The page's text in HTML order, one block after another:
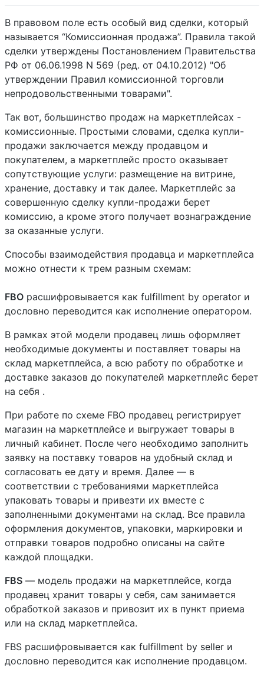
В правовом поле есть особый вид сделки, который
называется “Комиссионная продажа”. Правила такой
сделки утверждены Постановлением Правительства
РФ от 06.06.1998 N 569 (ред. от 04.10.2012) "Об
утверждении Правил комиссионной торговли
непродовольственными товарами".
Так вот, большинство продаж на маркетплейсах -
комиссионные. Простыми словами, сделка купли-
продажи заключается между продавцом и
покупателем, а маркетплейс просто оказывает
сопутствующие услуги: размещение на витрине,
хранение, доставку и так далее. Маркетплейс за
совершенную сделку купли-продажи берет
комиссию, а кроме этого получает вознаграждение
за оказанные услуги.
Способы взаимодействия продавца и маркетплейса
можно отнести к трем разным схемам:
FBO расшифровывается как fulfillment by operator и
дословно переводится как исполнение оператором.
В рамках этой модели продавец лишь оформляет
необходимые документы и поставляет товары на
склад маркетплейса, а всю работу по обработке и
доставке заказов до покупателей маркетплейс берет
на себя .
При работе по схеме FBO продавец регистрирует
магазин на маркетплейсе и выгружает товары в
личный кабинет. После чего необходимо заполнить
заявку на поставку товаров на удобный склад и
согласовать ее дату и время. Далее — в
соответствии с требованиями маркетплейса
упаковать товары и привезти их вместе с
заполненными документами на склад. Все правила
оформления документов, упаковки, маркировки и
отправки товаров подробно описаны на сайте
каждой площадки.
FBS — модель продажи на маркетплейсе, когда
продавец хранит товары у себя, сам занимается
обработкой заказов и привозит их в пункт приема
или на склад маркетплейса.
FBS расшифровывается как fulfillment by seller и
дословно переводится как исполнение продавцом.